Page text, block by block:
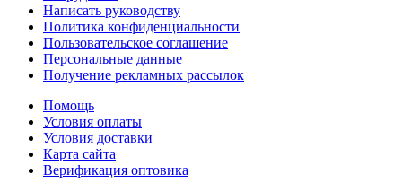
Написать руководству
Политика конфиденциальности
Пользовательское соглашение
Персональные данные
Получение рекламных рассылок
Помощь
Условия оплаты
Условия доставки
Карта сайта
Верификация оптовика